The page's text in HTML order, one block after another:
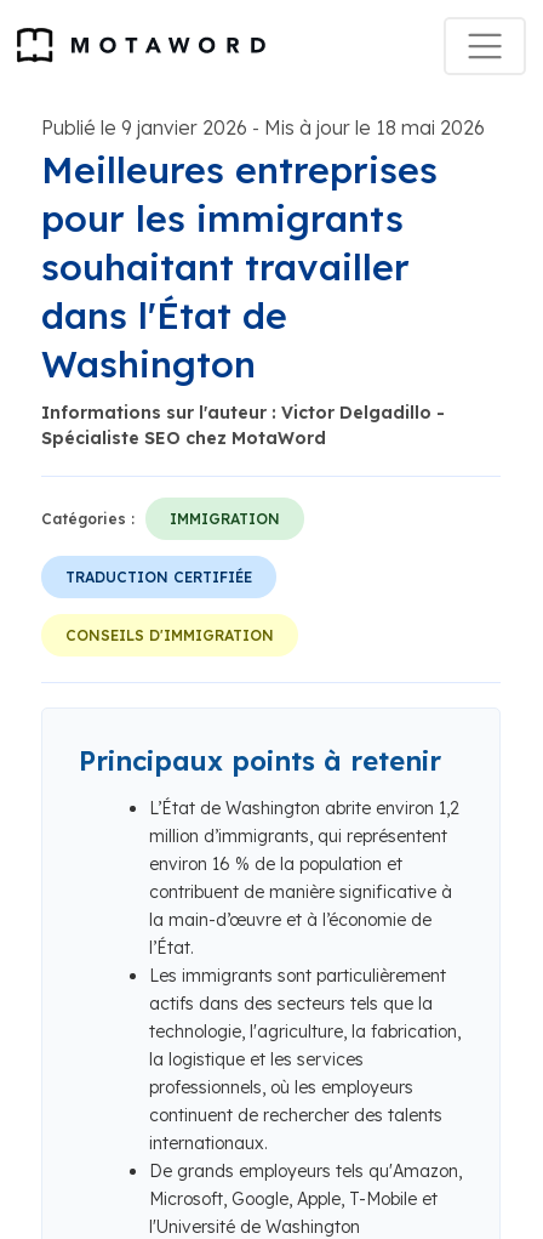
Publié le 9 janvier 2026 - Mis à jour le 18 mai 2026
Meilleures entreprises
pour les immigrants
souhaitant travailler
dans l'État de
Washington
Informations sur l'auteur : Victor Delgadillo -
Spécialiste SEO chez MotaWord
Catégories : IMMIGRATION
TRADUCTION CERTIFIÉE
CONSEILS D'IMMIGRATION
Principaux points à retenir
L’État de Washington abrite environ 1,2
million d’immigrants, qui représentent
environ 16 % de la population et
contribuent de manière significative à
la main-d’œuvre et à l’économie de
l’État.
Les immigrants sont particulièrement
actifs dans des secteurs tels que la
technologie, l'agriculture, la fabrication,
la logistique et les services
professionnels, où les employeurs
continuent de rechercher des talents
internationaux.
De grands employeurs tels qu'Amazon,
Microsoft, Google, Apple, T-Mobile et
l'Université de Washington